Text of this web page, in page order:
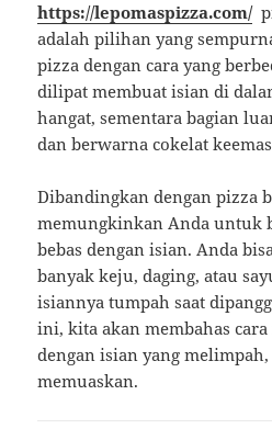
https://lepomaspizza.com/
adalah pilihan yang
pizza dengan cara yang
dilipat membuat isian di
hangat, sementara bagian
dan berwarna cokelat
Dibandingkan dengan pizza
memungkinkan Anda untuk
bebas dengan isian. Anda
banyak keju, daging, atau
isiannya tumpah saat
ini, kita akan membahas
dengan isian yang
memuaskan.